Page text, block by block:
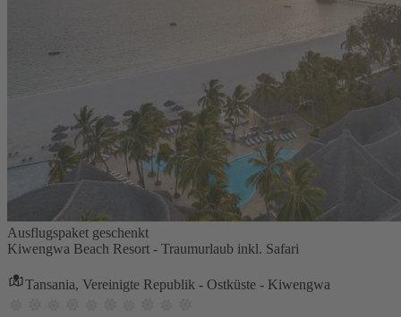
Ausflugspaket geschenkt
Kiwengwa Beach Resort - Traumurlaub inkl. Safari
Tansania, Vereinigte Republik - Ostküste - Kiwengwa